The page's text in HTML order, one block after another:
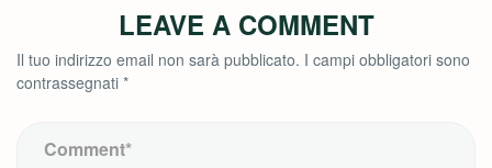
LEAVE A COMMENT
Il tuo indirizzo email non sarà pubblicato. I campi obbligatori sono
contrassegnati *